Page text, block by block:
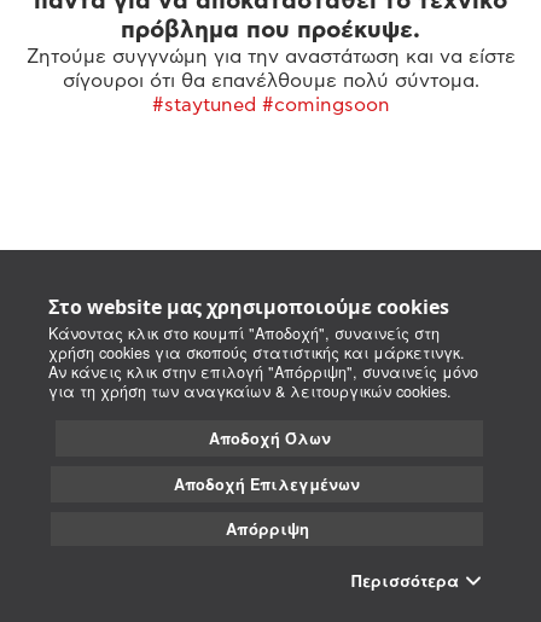
Στο website μας χρησιμοποιούμε cookies
Κάνοντας κλικ στο κουμπί "Αποδοχή", συναινείς στη
χρήση cookies για σκοπούς στατιστικής και μάρκετινγκ.
Αν κάνεις κλικ στην επιλογή "Απόρριψη", συναινείς μόνο
για τη χρήση των αναγκαίων & λειτουργικών cookies.
Αποδοχή Όλων
Αποδοχή Επιλεγμένων
Απόρριψη
Περισσότερα
πρόβλημα που προέκυψε.
Ζητούμε συγγνώμη για την αναστάτωση και να είστε
σίγουροι ότι θα επανέλθουμε πολύ σύντομα.
#staytuned #comingsoon